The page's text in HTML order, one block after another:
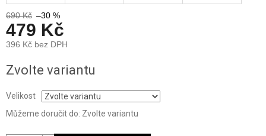
690 Kč –30 %
479 Kč
396 Kč bez DPH
cena:
Zvolte variantu
Velikost
Můžeme doručit do: Zvolte variantu